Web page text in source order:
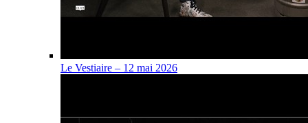
Le Vestiaire – 12 mai 2026